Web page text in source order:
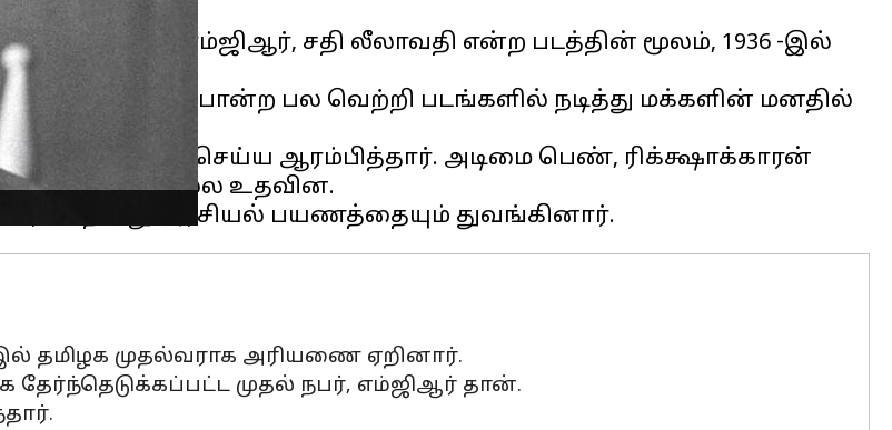
வித்திட்ட எம்ஜிஆர், சதி லீலாவதி என்ற படத்தின் மூலம், 1936 -இல்
திருடர்களும் போன்ற பல வெற்றி படங்களில் நடித்து மக்களின் மனதில்
பதிவு செய்ய ஆரம்பித்தார். அடிமை பெண், ரிக்க்ஷாக்காரன்
எடுத்து செல்ல உதவின.
தமிழக முதல்வராக அரியணை ஏறினார்.
தேர்ந்தெடுக்கப்பட்ட முதல் நபர், எம்ஜிஆர் தான்.